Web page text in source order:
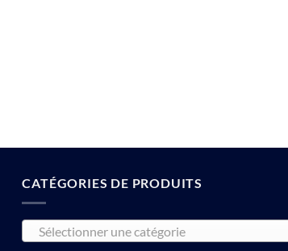
CATÉGORIES DE PRODUITS
Sélectionner une catégorie